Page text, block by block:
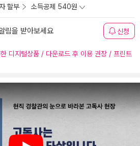
할부 소득공제 540원
림을 받아보세요 신청
디지털상품 / 다운로드 후 이용 권장 / 프린트